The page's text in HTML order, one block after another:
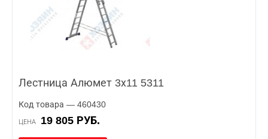
Лестница Алюмет 3х11 5311
Код товара — 460430
ЦЕНА 19 805 РУБ.